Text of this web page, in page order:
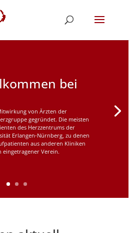
bei
von Ärzten der
gegründet. Die meisten
des Herzzentrums der
Erlangen-Nürnberg, zu denen
aus anderen Kliniken
eingetragener Verein.